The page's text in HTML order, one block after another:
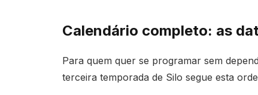
Calendário completo: as
Para quem quer se programar sem
terceira temporada de Silo segue esta